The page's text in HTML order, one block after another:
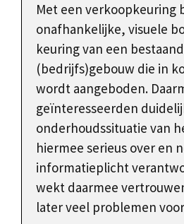
Met een verkoopkeuring
onafhankelijke, visuele
keuring van een
(bedrijfs)gebouw die in
wordt aangeboden.
geïnteresseerden
onderhoudssituatie van
hiermee serieus over en
informatieplicht
wekt daarmee
later veel problemen